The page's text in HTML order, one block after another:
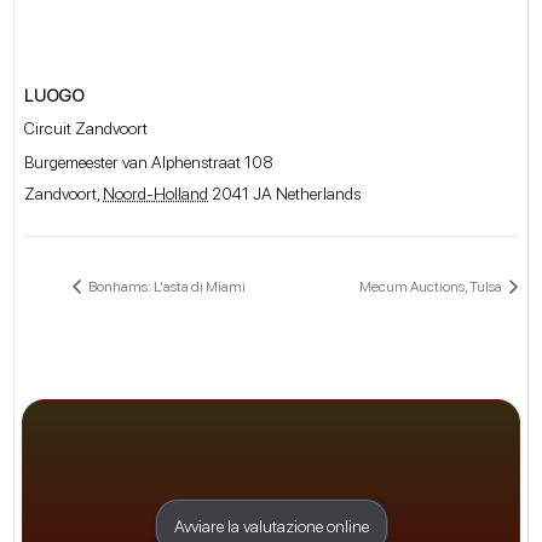
LUOGO
Circuit Zandvoort
Burgemeester van Alphenstraat 108
Zandvoort, Noord-Holland 2041 JA Netherlands
Bonhams: L'asta di Miami Mecum Auctions, Tulsa
Avviare la valutazione online